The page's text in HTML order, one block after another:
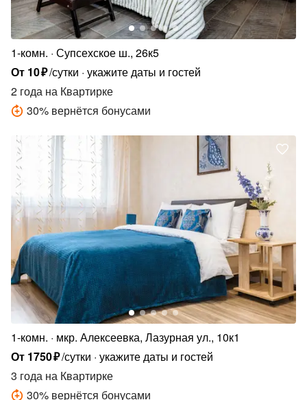
1-комн. Супсехское ш., 26к5
От 10₽/сутки укажите даты и гостей
2 года на Квартирке
30% вернётся бонусами
1-комн.
мкр. Алексеевка, Лазурная ул., 10к1
От 1750₽/сутки укажите даты и гостей
3 года на Квартирке
30% вернётся бонусами